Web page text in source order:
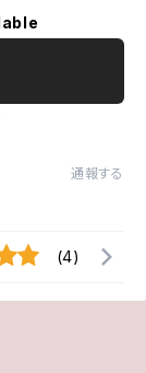
通報する
(4)